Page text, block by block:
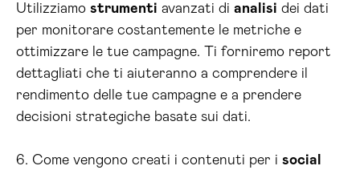
Utilizziamo strumenti avanzati di analisi dei dati
per monitorare costantemente le metriche e
ottimizzare le tue campagne. Ti forniremo report
dettagliati che ti aiuteranno a comprendere il
rendimento delle tue campagne e a prendere
decisioni strategiche basate sui dati.
6. Come vengono creati i contenuti per i social